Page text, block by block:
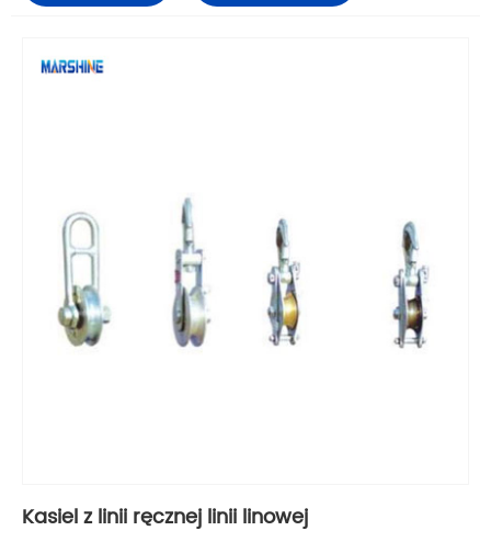
Kasiel z linii ręcznej linii linowej